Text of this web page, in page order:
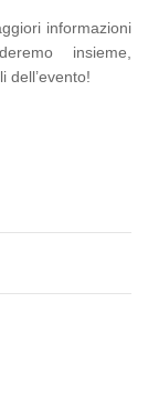
informazioni
insieme,
dell’evento!